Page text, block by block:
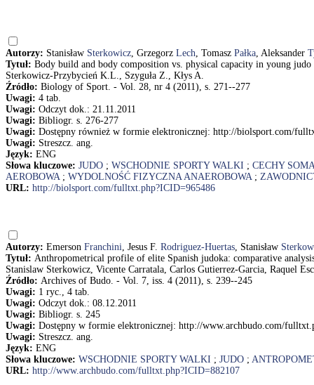
Autorzy: Stanisław Sterkowicz, Grzegorz Lech, Tomasz Pałka, Aleksander
Tytuł: Body build and body composition vs. physical capacity in young
Sterkowicz-Przybycień K.L., Szyguła Z., Kłys A.
Źródło: Biology of Sport. - Vol. 28, nr 4 (2011), s. 271--277
Uwagi: 4 tab.
Uwagi: Odczyt dok.: 21.11.2011
Uwagi: Bibliogr. s. 276-277
Uwagi: Dostępny również w formie elektronicznej: http://biolsport.com/
Uwagi: Streszcz. ang.
Język: ENG
Słowa kluczowe: JUDO ; WSCHODNIE SPORTY WALKI ; CECHY
AEROBOWA; WYDOLNOŚĆ FIZYCZNA ANAEROBOWA;
URL: http://biolsport.com/fulltxt.php?ICID=965486
Autorzy: Emerson Franchini, Jesus F. Rodriguez-Huertas, Stanisław
Tytuł: Anthropometrical profile of elite Spanish judoka: comparative
Stanislaw Sterkowicz, Vicente Carratala, Carlos Gutierrez-Garcia, Raquel
Źródło: Archives of Budo. - Vol. 7, iss. 4 (2011), s. 239--245
Uwagi: 1 ryc., 4 tab.
Uwagi: Odczyt dok.: 08.12.2011
Uwagi: Bibliogr. s. 245
Uwagi: Dostępny w formie elektronicznej: http://www.archbudo.com/
Uwagi: Streszcz. ang.
Język: ENG
Słowa kluczowe: WSCHODNIE SPORTY WALKI ; JUDO ;
URL: http://www.archbudo.com/fulltxt.php?ICID=882107